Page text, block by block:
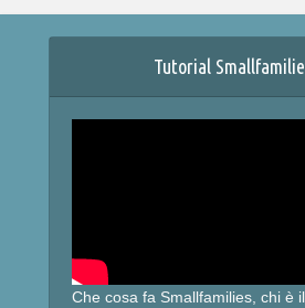
Tutorial
Che cosa fa Smallfamilies, chi è